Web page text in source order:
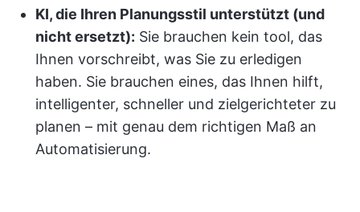
KI, die Ihren Planungsstil unterstützt (und
nicht ersetzt): Sie brauchen kein tool, das
Ihnen vorschreibt, was Sie zu erledigen
haben. Sie brauchen eines, das Ihnen hilft,
intelligenter, schneller und zielgerichteter zu
planen – mit genau dem richtigen Maß an
Automatisierung.